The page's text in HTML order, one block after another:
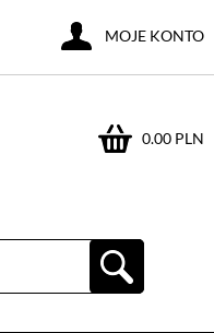
0.00 PLN
MOJE KONTO